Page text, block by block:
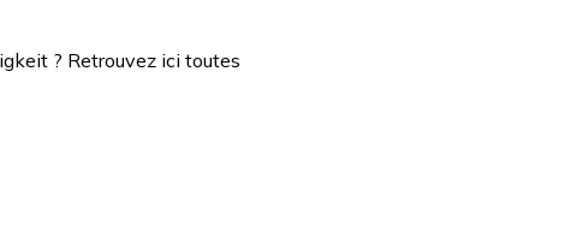
? Retrouvez ici toutes